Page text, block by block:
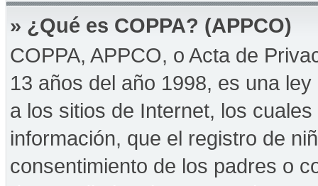
» ¿Qué es COPPA? (APPCO)
COPPA, APPCO, o Acta de
13 años del año 1998, es una
a los sitios de Internet, los
información, que el registro de
consentimiento de los padres o